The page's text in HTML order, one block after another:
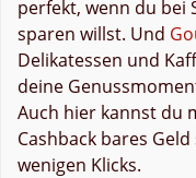
perfekt, wenn du bei
sparen willst. Und
Delikatessen und
deine
Auch hier kannst du
Cashback bares
wenigen Klicks.